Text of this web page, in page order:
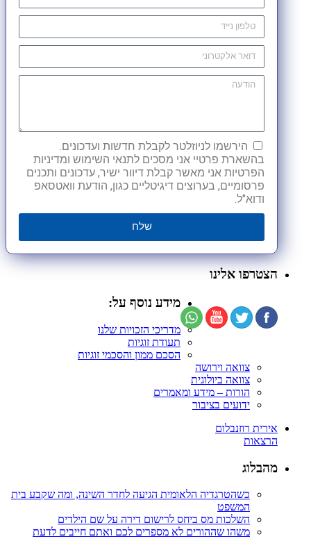
הירשמו לניוזלטר לקבלת חדשות ועדכונים.
בהשארת פרטיי אני מסכים לתנאי השימוש ומדיניות
הפרטיות אני מאשר קבלת דיוור ישיר, עדכונים ותכנים
פרסומיים, בערוצים דיגיטליים כגון, הודעת וואטסאפ
ודוא"ל.
שלח
הצטרפו אלינו
מידע נוסף על:
מדריכי הזכויות שלנו
תעודת זוגיות
הסכם ממון והסכמי זוגיות
צוואה וירושה
צוואה ביולוגית
הורות – מידע ומאמרים
ידועים בציבור
אירית רוזנבלום
הרצאות
מהבלוג
כשהטרגדיה הלאומית הגיעה לחדר השינה, ומה שקבע בית
המשפט
השלכות מס ביחס לרישום דירה על שם הילדים
משהו שההורים לא מספרים לכם ואתם חייבים לדעת